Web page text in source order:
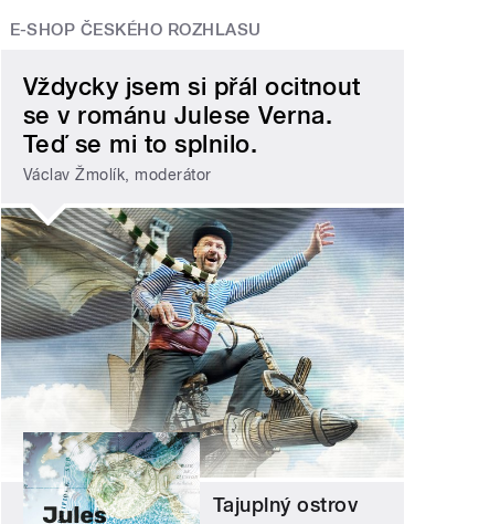
E-SHOP ČESKÉHO ROZHLASU
Vždycky jsem si přál ocitnout
se v románu Julese Verna.
Teď se mi to splnilo.
Václav Žmolík, moderátor
Tajuplný ostrov